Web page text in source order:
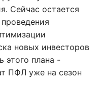
Сейчас остается
новых инвесторов
этого плана -
ПФЛ уже на сезон